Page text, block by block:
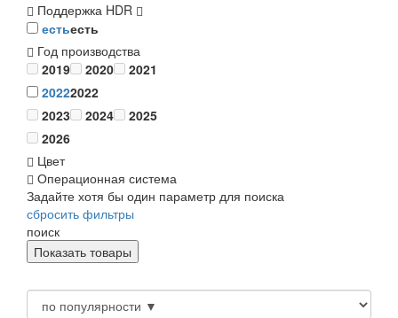
Поддержка HDR
естьесть
Год производства
2019
2020
2021
20222022
2023
2024
2025
2026
Цвет
Операционная система
Задайте хотя бы один параметр для поиска
сбросить фильтры
поиск